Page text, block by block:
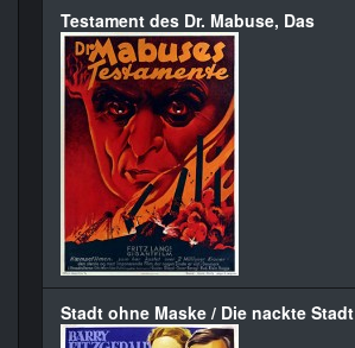
Testament des Dr. Mabuse, Das
Stadt ohne Maske / Die nackte Stadt